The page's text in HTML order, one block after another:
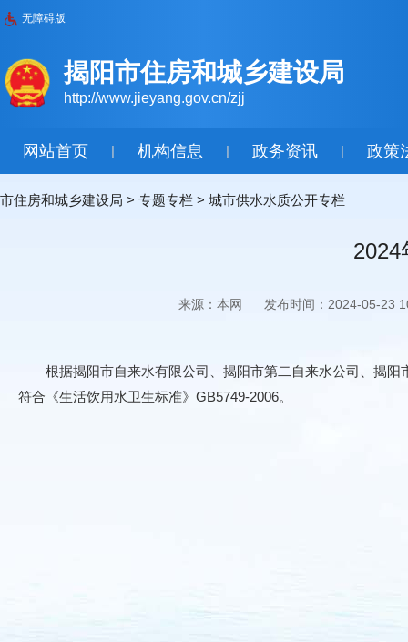
无障碍版
揭阳市住房和城乡建设局
http://www.jieyang.gov.cn/zjj
网站首页 | 机构信息 | 政务资讯 | 政策
市住房和城乡建设局 > 专题专栏 > 城市供水水质公开专栏
2024
来源：本网 发布时间：2024-05-23
根据揭阳市自来水有限公司、揭阳市第二自来水公司、揭阳
符合《生活饮用水卫生标准》GB5749-2006。